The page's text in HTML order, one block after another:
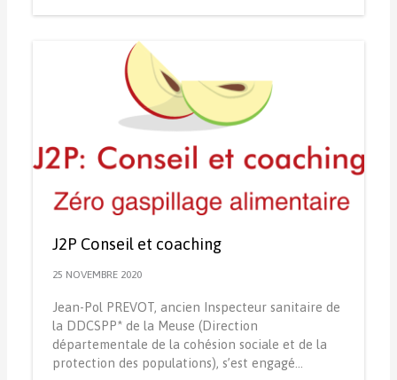
J2P Conseil et coaching
25 NOVEMBRE 2020
Jean-Pol PREVOT, ancien Inspecteur sanitaire de
la DDCSPP* de la Meuse (Direction
départementale de la cohésion sociale et de la
protection des populations), s’est engagé…